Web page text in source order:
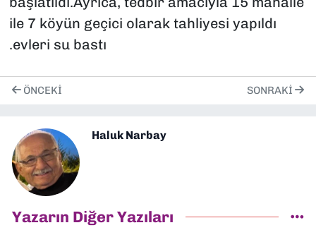
ile 7 köyün geçici olarak tahliyesi yapıldı
.evleri su bastı
ÖNCEKI SONRAKI
Haluk Narbay
Yazarın Diğer Yazıları